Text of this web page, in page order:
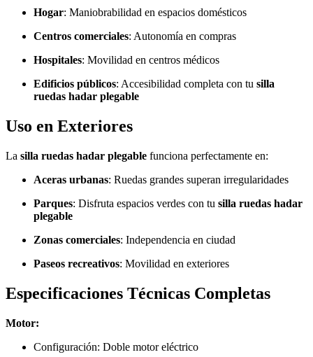
Hogar: Maniobrabilidad en espacios domésticos
Centros comerciales: Autonomía en compras
Hospitales: Movilidad en centros médicos
Edificios públicos: Accesibilidad completa con tu silla
ruedas hadar plegable
Uso en Exteriores
La silla ruedas hadar plegable funciona perfectamente en:
Aceras urbanas: Ruedas grandes superan irregularidades
Parques: Disfruta espacios verdes con tu silla ruedas hadar
plegable
Zonas comerciales: Independencia en ciudad
Paseos recreativos: Movilidad en exteriores
Especificaciones Técnicas Completas
Motor:
Configuración: Doble motor eléctrico